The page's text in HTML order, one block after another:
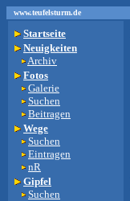
www.teufelsturm.de
Startseite
Neuigkeiten
Archiv
Fotos
Galerie
Suchen
Beitragen
Wege
Suchen
Eintragen
nR
Gipfel
Suchen